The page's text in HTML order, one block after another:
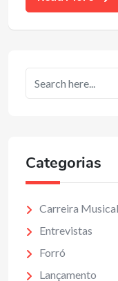
Categorias
Carreira Musical
Entrevistas
Forró
Lançamento